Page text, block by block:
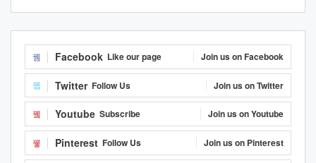
Facebook Like our page Join us on Facebook
Twitter Follow Us Join us on Twitter
Youtube Subscribe Join us on Youtube
Pinterest Follow Us Join us on Pinterest